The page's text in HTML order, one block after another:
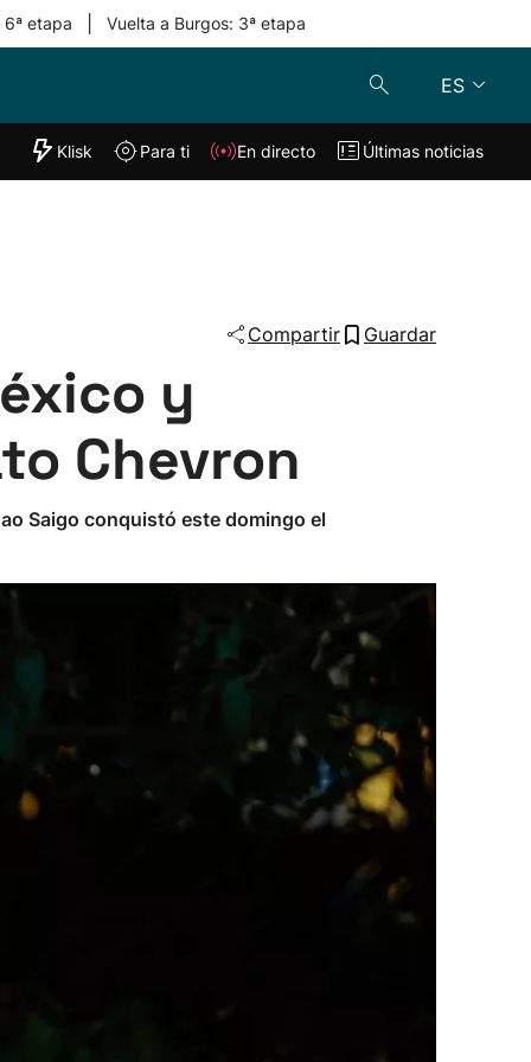
6ª etapa Vuelta a Burgos: 3ª etapa
ES
"Helmuga"
Klisk En directo
Klisk Para ti En directo Últimas noticias
Compartir Guardar
y
Chevron
Saigo conquistó este domingo el